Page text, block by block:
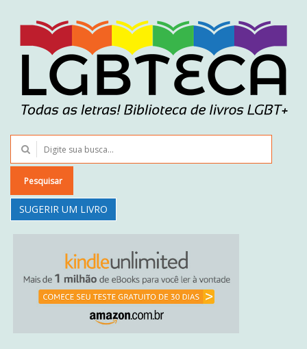
Pesquisar
SUGERIR UM LIVRO